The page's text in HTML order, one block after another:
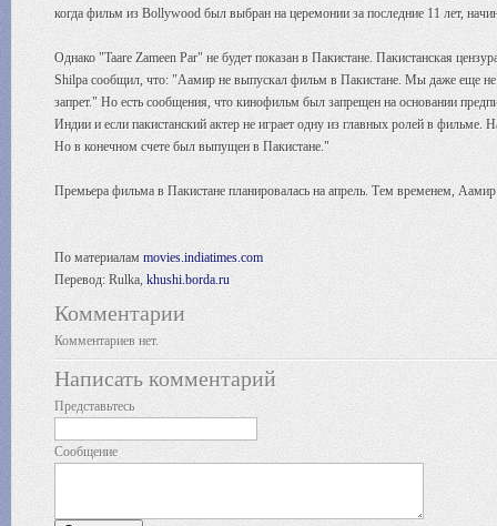
когда фильм из Bollywood был выбран на церемонии за последние 11 лет,
Однако "Taare Zameen Par" не будет показан в Пакистане. Пакистанская
Shilpa сообщил, что: "Аамир не выпускал фильм в Пакистане. Мы даже еще не
запрет." Но есть сообщения, что кинофильм был запрещен на основании
Индии и если пакистанский актер не играет одну из главных ролей в
Но в конечном счете был выпущен в Пакистане."
Премьера фильма в Пакистане планировалась на апрель. Тем временем,
По материалам movies.indiatimes.com
Перевод: Rulka, khushi.borda.ru
Комментарии
Комментариев нет.
Написать комментарий
Представьтесь
Сообщение